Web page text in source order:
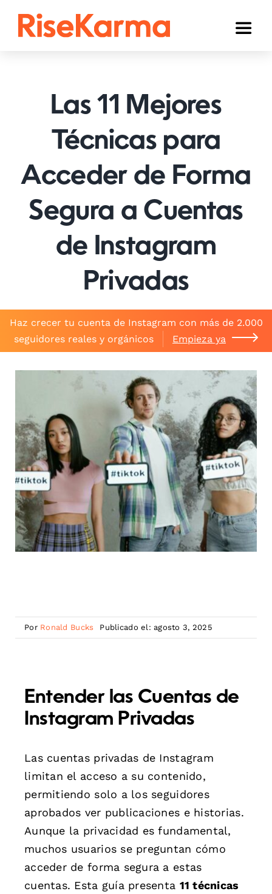
Toggle
TikTok
Facebook
Twitter (𝕏)
Otros
Carrito
Las 11 Mejores
Técnicas para
Acceder de Forma
Segura a Cuentas
de Instagram
Privadas
Haz crecer tu cuenta de Instagram con más de 2.000
seguidores reales y orgánicos
Empieza ya
Por Ronald Bucks Publicado el: agosto 3, 2025
Entender las Cuentas de
Instagram Privadas
Las cuentas privadas de Instagram
limitan el acceso a su contenido,
permitiendo solo a los seguidores
aprobados ver publicaciones e historias.
Aunque la privacidad es fundamental,
muchos usuarios se preguntan cómo
acceder de forma segura a estas
cuentas. Esta guía presenta 11 técnicas